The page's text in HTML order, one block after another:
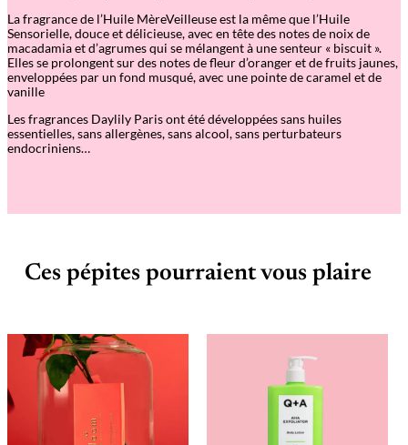
La fragrance de l’Huile MèreVeilleuse est la même que l’Huile
Sensorielle, douce et délicieuse, avec en tête des notes de noix de
macadamia et d’agrumes qui se mélangent à une senteur « biscuit ».
Elles se prolongent sur des notes de fleur d’oranger et de fruits jaunes,
enveloppées par un fond musqué, avec une pointe de caramel et de
vanille
Les fragrances Daylily Paris ont été développées sans huiles
essentielles, sans allergènes, sans alcool, sans perturbateurs
endocriniens…
Ces pépites pourraient vous plaire